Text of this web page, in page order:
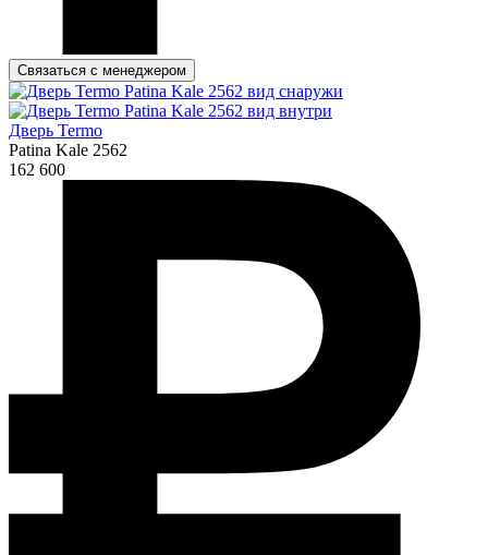
Связаться с менеджером
Дверь Termo
Patina Kale 2562
162 600